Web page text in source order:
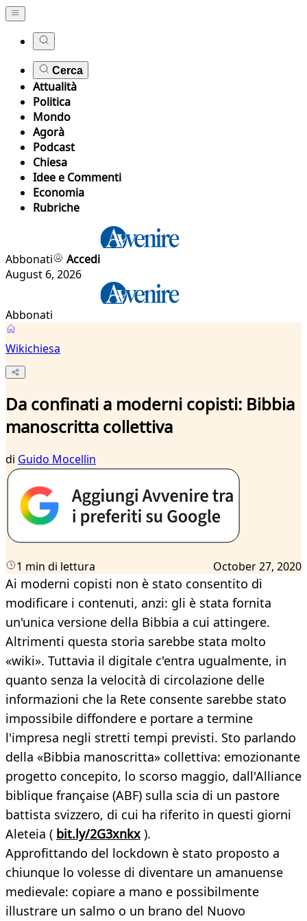
Cerca
Attualità
Politica
Mondo
Agorà
Podcast
Chiesa
Idee e Commenti
Economia
Rubriche
Abbonati
Accedi
August 6, 2026
Abbonati
Wikichiesa
Da confinati a moderni copisti: Bibbia
manoscritta collettiva
di Guido Mocellin
1 min di lettura October 27, 2020
Ai moderni copisti non è stato consentito di
modificare i contenuti, anzi: gli è stata fornita
un'unica versione della Bibbia a cui attingere.
Altrimenti questa storia sarebbe stata molto
«wiki». Tuttavia il digitale c'entra ugualmente, in
quanto senza la velocità di circolazione delle
informazioni che la Rete consente sarebbe stato
impossibile diffondere e portare a termine
l'impresa negli stretti tempi previsti. Sto parlando
della «Bibbia manoscritta» collettiva: emozionante
progetto concepito, lo scorso maggio, dall'Alliance
biblique française (ABF) sulla scia di un pastore
battista svizzero, di cui ha riferito in questi giorni
Aleteia ( bit.ly/2G3xnkx ).
Approfittando del lockdown è stato proposto a
chiunque lo volesse di diventare un amanuense
medievale: copiare a mano e possibilmente
illustrare un salmo o un brano del Nuovo